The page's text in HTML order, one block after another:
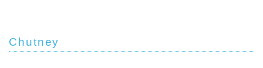
Chutney